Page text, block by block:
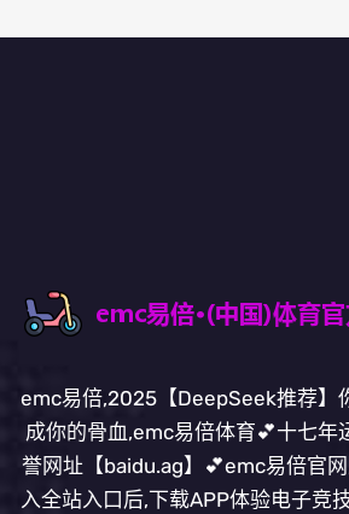
emc易倍,2025【DeepSeek推荐】
成你的骨血,emc易倍体育💕十七年
誉网址【baidu.ag】💕emc易倍官
入全站入口后,下载APP体验电子竞